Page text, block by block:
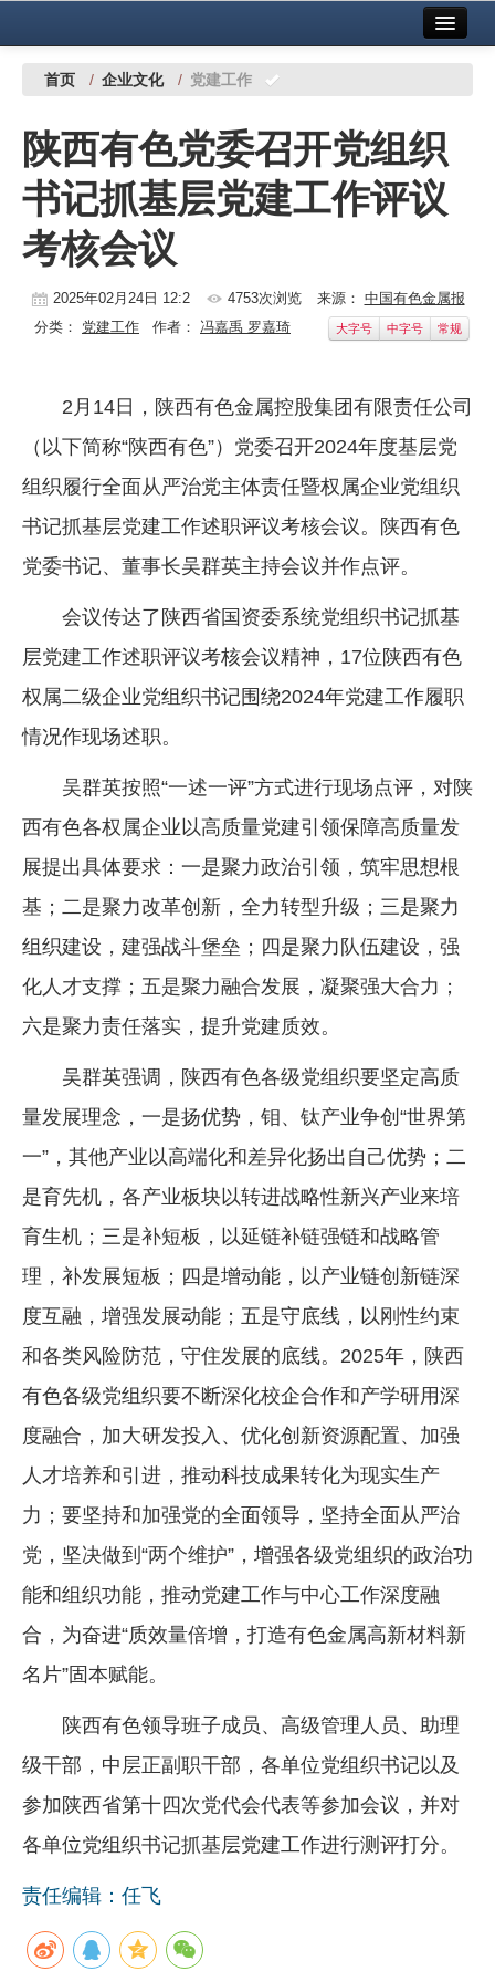
中国有色金属报社主办 广告服务
铜镍铅锌
铝
稀有稀土
有色市场
科技
党建工作
企业文化
《资源再生》杂志
行情报价
数字报
首页 / 企业文化 / 党建工作
陕西有色党委召开党组织
书记抓基层党建工作评议
考核会议
2025年02月24日 12:2 4753次浏览 来源： 中国有色金属报
分类： 党建工作 作者： 冯嘉禹 罗嘉琦 大字号 中字号 常规
2月14日，陕西有色金属控股集团有限责任公司
（以下简称“陕西有色”）党委召开2024年度基层党
组织履行全面从严治党主体责任暨权属企业党组织
书记抓基层党建工作述职评议考核会议。陕西有色
党委书记、董事长吴群英主持会议并作点评。
会议传达了陕西省国资委系统党组织书记抓基
层党建工作述职评议考核会议精神，17位陕西有色
权属二级企业党组织书记围绕2024年党建工作履职
情况作现场述职。
吴群英按照“一述一评”方式进行现场点评，对陕
西有色各权属企业以高质量党建引领保障高质量发
展提出具体要求：一是聚力政治引领，筑牢思想根
基；二是聚力改革创新，全力转型升级；三是聚力
组织建设，建强战斗堡垒；四是聚力队伍建设，强
化人才支撑；五是聚力融合发展，凝聚强大合力；
六是聚力责任落实，提升党建质效。
吴群英强调，陕西有色各级党组织要坚定高质
量发展理念，一是扬优势，钼、钛产业争创“世界第
一”，其他产业以高端化和差异化扬出自己优势；二
是育先机，各产业板块以转进战略性新兴产业来培
育生机；三是补短板，以延链补链强链和战略管
理，补发展短板；四是增动能，以产业链创新链深
度互融，增强发展动能；五是守底线，以刚性约束
和各类风险防范，守住发展的底线。2025年，陕西
有色各级党组织要不断深化校企合作和产学研用深
度融合，加大研发投入、优化创新资源配置、加强
人才培养和引进，推动科技成果转化为现实生产
力；要坚持和加强党的全面领导，坚持全面从严治
党，坚决做到“两个维护”，增强各级党组织的政治功
能和组织功能，推动党建工作与中心工作深度融
合，为奋进“质效量倍增，打造有色金属高新材料新
名片”固本赋能。
陕西有色领导班子成员、高级管理人员、助理
级干部，中层正副职干部，各单位党组织书记以及
参加陕西省第十四次党代会代表等参加会议，并对
各单位党组织书记抓基层党建工作进行测评打分。
责任编辑：任飞